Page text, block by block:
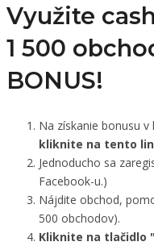
Využite
1 500
BONUS!
Na získanie bonusu
kliknite na tento
Jednoducho sa
Facebook-u.)
Nájdite obchod,
500 obchodov).
Kliknite na tlačidlo